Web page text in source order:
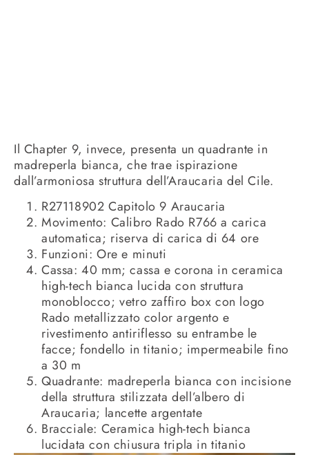
Il Chapter 9, invece, presenta un quadrante in
madreperla bianca, che trae ispirazione
dall’armoniosa struttura dell’Araucaria del Cile.
R27118902 Capitolo 9 Araucaria
Movimento: Calibro Rado R766 a carica
automatica; riserva di carica di 64 ore
Funzioni: Ore e minuti
Cassa: 40 mm; cassa e corona in ceramica
high-tech bianca lucida con struttura
monoblocco; vetro zaffiro box con logo
Rado metallizzato color argento e
rivestimento antiriflesso su entrambe le
facce; fondello in titanio; impermeabile fino
a 30 m
Quadrante: madreperla bianca con incisione
della struttura stilizzata dell’albero di
Araucaria; lancette argentate
Bracciale: Ceramica high-tech bianca
lucidata con chiusura tripla in titanio